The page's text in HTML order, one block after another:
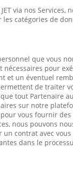
via nos
catégories de
que vous
nécessaires pour
et un éventuel
de traiter
tout Partenaire
sur notre
vous fournir
nous pouvons
contrat avec
dans le